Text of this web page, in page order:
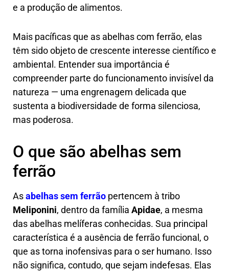
e a produção de alimentos.
Mais pacíficas que as abelhas com ferrão, elas
têm sido objeto de crescente interesse científico e
ambiental. Entender sua importância é
compreender parte do funcionamento invisível da
natureza — uma engrenagem delicada que
sustenta a biodiversidade de forma silenciosa,
mas poderosa.
O que são abelhas sem
ferrão
Asabelhas sem ferrão pertencem à tribo
Meliponini, dentro da família Apidae, a mesma
das abelhas melíferas conhecidas. Sua principal
característica é a ausência de ferrão funcional, o
que as torna inofensivas para o ser humano. Isso
não significa, contudo, que sejam indefesas. Elas